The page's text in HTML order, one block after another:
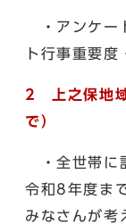
・アンケー
ト行事重要
2 上之保地域
で）
・全世帯に
令和8年度ま
みなさんが考